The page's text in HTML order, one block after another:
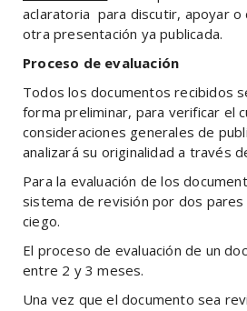
aclaratoria para discutir, apoyar o
otra presentación ya publicada.
Proceso de evaluación
Todos los documentos recibidos
forma preliminar, para verificar el
consideraciones generales de
analizará su originalidad a través
Para la evaluación de los
sistema de revisión por dos
ciego.
El proceso de evaluación de un
entre 2 y 3 meses.
Una vez que el documento sea